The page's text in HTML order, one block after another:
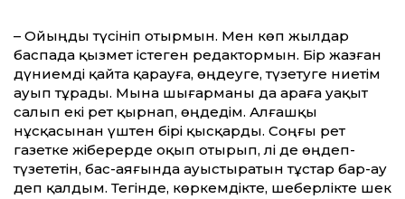
– Ойыңды түсініп отырмын. Мен көп жылдар
баспада қызмет істеген редактормын. Бір жазған
дүниемді қайта қарауға, өңдеуге, түзетуге ниетім
ауып тұрады. Мына шығарманы да араға уақыт
салып екі рет қырнап, өңдедім. Алғашқы
нұсқасынан үштен бірі қысқарды. Соңғы рет
газетке жіберерде оқып отырып, әлі де өңдеп-
түзететін, бас-аяғында ауыс­ты­ратын тұстар бар-ау
деп қалдым. Тегінде, көркемдікте, шеберлікте шек